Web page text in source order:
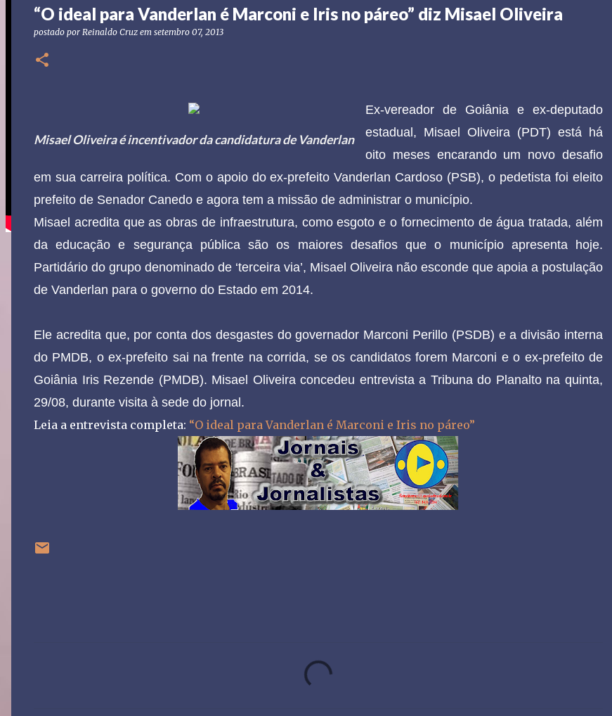
“O ideal para Vanderlan é Marconi e Iris no páreo” diz Misael Oliveira
postado por Reinaldo Cruz em setembro 07, 2013
Misael Oliveira é incentivador da candidatura de Vanderlan
Ex-vereador de Goiânia e ex-deputado
estadual, Misael Oliveira (PDT) está há
oito meses encarando um novo desafio
em sua carreira política. Com o apoio do ex-prefeito Vanderlan Cardoso (PSB), o pedetista foi eleito
prefeito de Senador Canedo e agora tem a missão de administrar o município.
Misael acredita que as obras de infraestrutura, como esgoto e o fornecimento de água tratada, além
da educação e segurança pública são os maiores desafios que o município apresenta hoje.
Partidário do grupo denominado de ‘terceira via’, Misael Oliveira não esconde que apoia a postulação
de Vanderlan para o governo do Estado em 2014.
Ele acredita que, por conta dos desgastes do governador Marconi Perillo (PSDB) e a divisão interna
do PMDB, o ex-prefeito sai na frente na corrida, se os candidatos forem Marconi e o ex-prefeito de
Goiânia Iris Rezende (PMDB). Misael Oliveira concedeu entrevista a Tribuna do Planalto na quinta,
29/08, durante visita à sede do jornal.
Leia a entrevista completa: “O ideal para Vanderlan é Marconi e Iris no páreo”